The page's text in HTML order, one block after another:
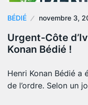
BÉDIÉ novembre 3,
Urgent-Côte
Konan Bédié !
Henri Konan Bédié
de l’ordre. Selon un